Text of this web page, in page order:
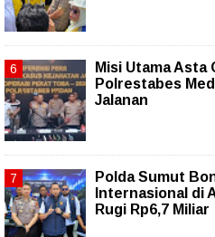
Misi Utama
Polrestabes
Jalanan
Polda Sumut
Internasional di
Rugi Rp6,7 Miliar